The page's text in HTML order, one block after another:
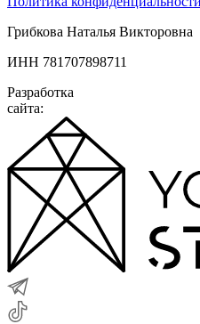
Грибкова Наталья Викторовна
ИНН 781707898711
Разработка
сайта: